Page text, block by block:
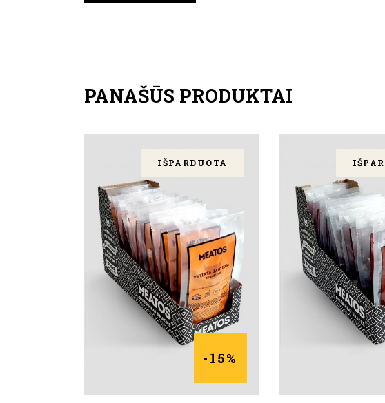
PANAŠŪS PRODUKTAI
-15%
IŠPARDUOTA
DAUGIAU DAUGIAU